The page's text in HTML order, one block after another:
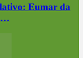
Eumar da